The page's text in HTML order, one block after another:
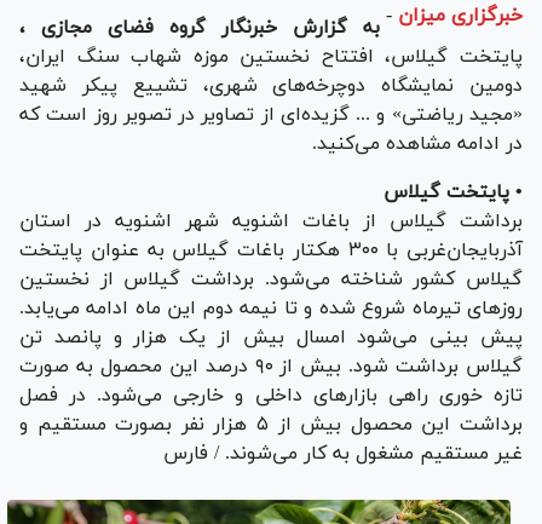
خبرگزاری میزان - به گزارش خبرنگار گروه فضای مجازی ،
پایتخت گیلاس، افتتاح نخستین موزه شهاب سنگ ایران،
دومین نمایشگاه دوچرخه‌های شهری، تشییع پیکر شهید
«مجید ریاضتی» و ... گزیده‌ای از تصاویر در تصویر روز است که
در ادامه مشاهده می‌کنید.
• پایتخت گیلاس
برداشت گیلاس از باغات اشنویه شهر اشنویه در استان
آذربایجان‌غربی با ۳۰۰ هکتار باغات گیلاس به عنوان پایتخت
گیلاس کشور شناخته می‌شود. برداشت گیلاس از نخستین
روز‌های تیرماه شروع شده و تا نیمه دوم این ماه ادامه می‌یابد.
پیش بینی می‌شود امسال بیش از یک هزار و پانصد تن
گیلاس برداشت شود. بیش از ۹۰ درصد این محصول به صورت
تازه خوری راهی بازار‌های داخلی و خارجی می‌شود. در فصل
برداشت این محصول بیش از ۵ هزار نفر بصورت مستقیم و
غیر مستقیم مشغول به کار می‌شوند. / فارس